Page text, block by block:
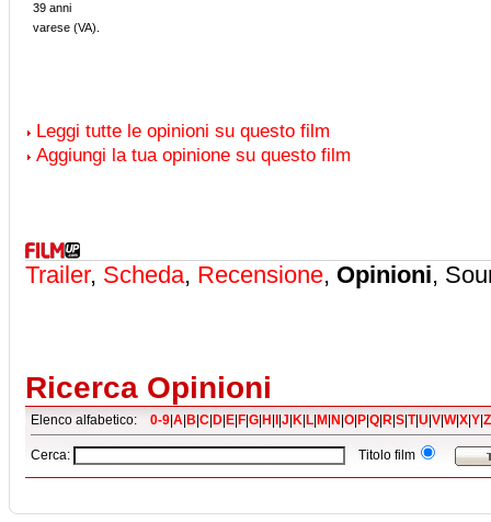
39 anni
varese (VA).
Leggi tutte le opinioni su questo film
Aggiungi la tua opinione su questo film
Trailer, Scheda, Recensione, Opinioni,
Ricerca Opinioni
Elenco alfabetico: 0-9 A B C D E F G H J K L M N O P Q R S T|U V W|X Y Z
Cerca: Titolo film